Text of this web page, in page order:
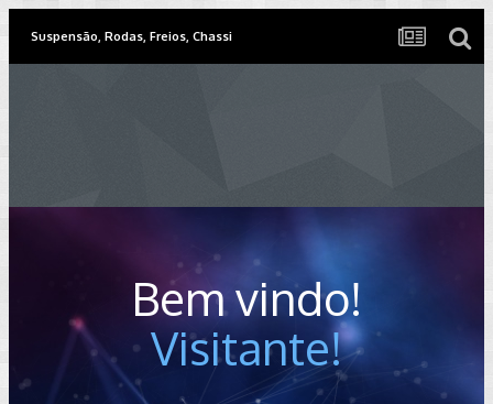
Suspensão, Rodas, Freios, Chassi
Bem vindo!
Visitante!